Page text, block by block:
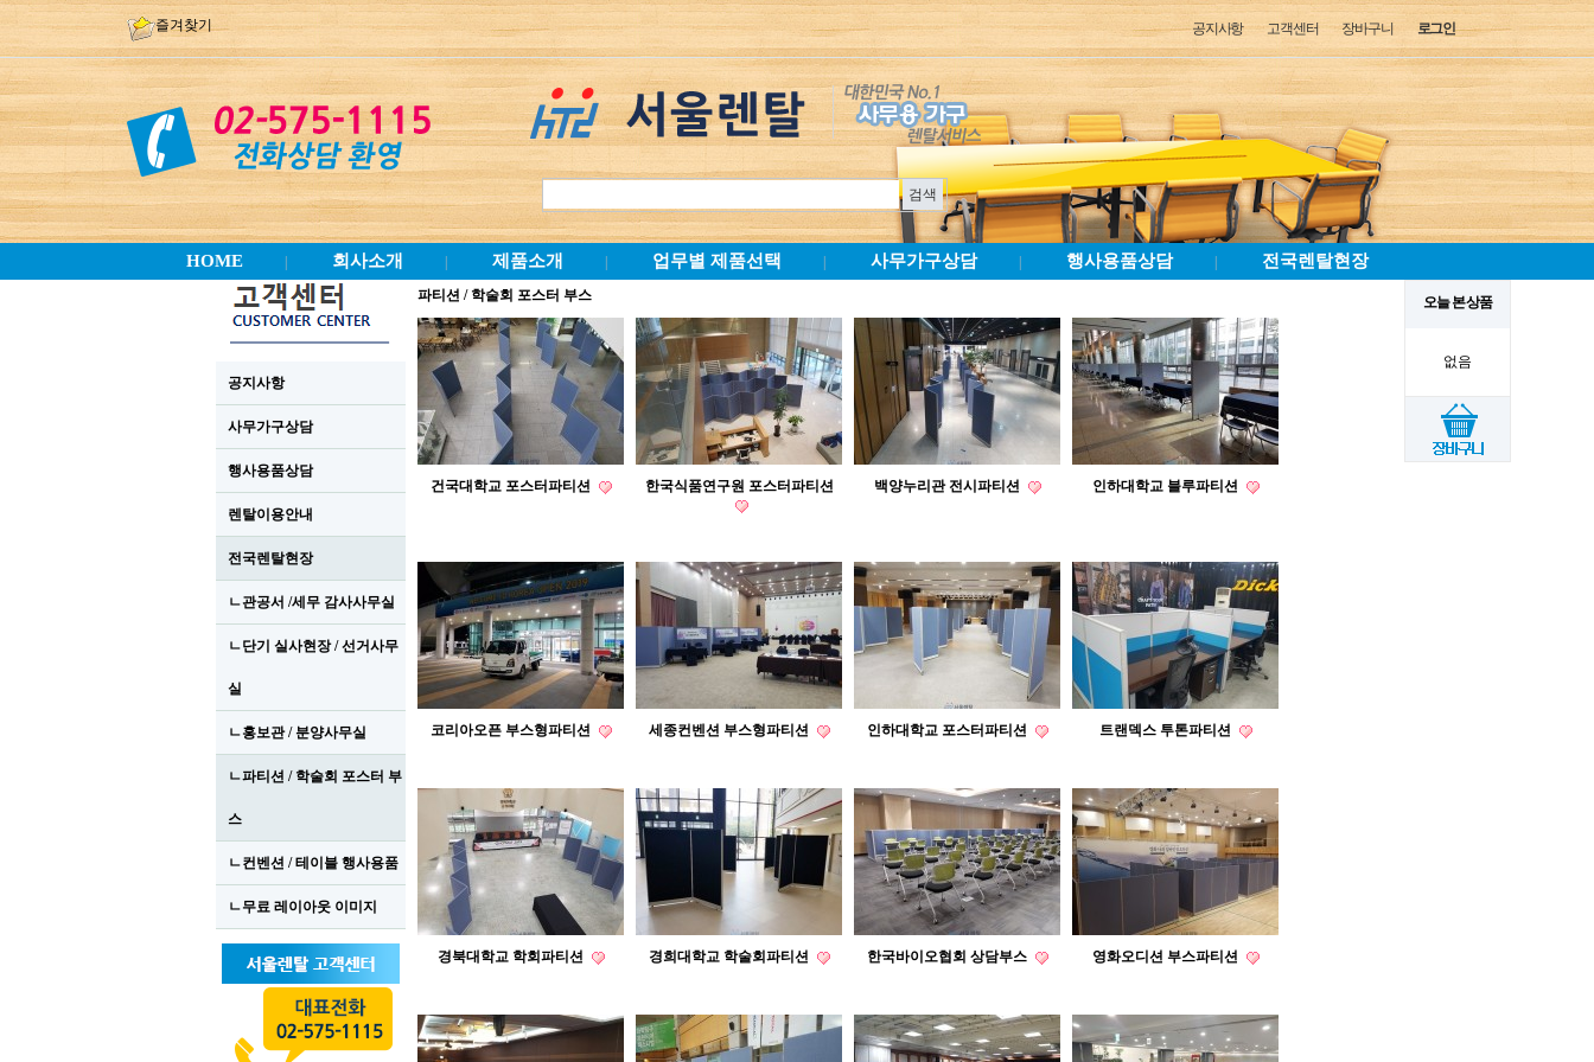
즐겨찾기 로그인
장바구니
고객센터
공지사항
HOME 회사소개 제품소개 업무별 제품선택 사무가구상담 행사용품상담 전국렌탈현장
오늘 본 상품
없음
공지사항
사무가구상담
행사용품상담
렌탈이용안내
전국렌탈현장
ㄴ관공서 /세무 감사사무실
ㄴ단기 실사현장 / 선거사무
실
ㄴ홍보관 / 분양사무실
ㄴ파티션 / 학술회 포스터 부
스
ㄴ컨벤션 / 테이블 행사용품
ㄴ무료 레이아웃 이미지
파티션 / 학술회 포스터 부스
건국대학교 포스터파티션 한국식품연구원 포스터파티션 백양누리관 전시파티션 인하대학교 블루파티션
코리아오픈 부스형파티션 세종컨벤션 부스형파티션 인하대학교 포스터파티션 트랜덱스 투톤파티션
경북대학교 학회파티션 경희대학교 학술회파티션 한국바이오협회 상담부스 영화오디션 부스파티션